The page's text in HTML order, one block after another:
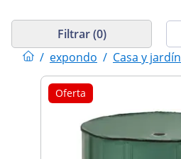
/ expondo / Casa y jardín
Filtrar (0)
Oferta